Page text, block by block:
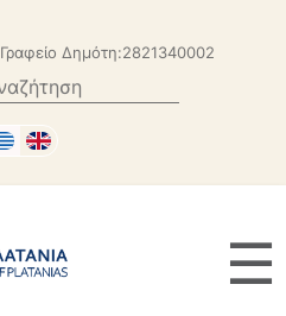
Γραφείο Δημότη:2821340002
☰